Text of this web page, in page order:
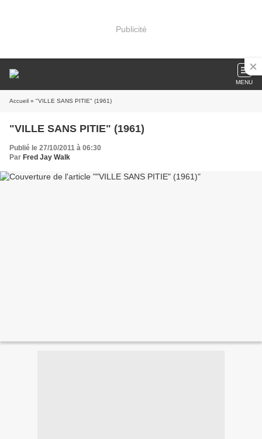
Publicité
MENU
Accueil » "VILLE SANS PITIE" (1961)
"VILLE SANS PITIE" (1961)
Publié le 27/10/2011 à 06:30
Par Fred Jay Walk